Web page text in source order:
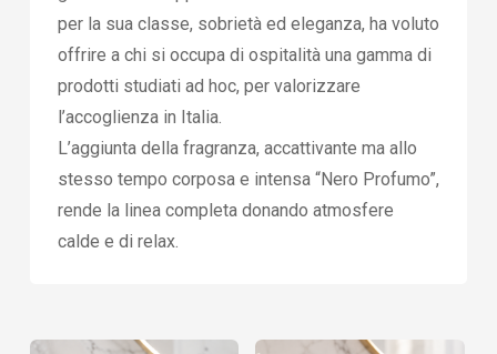
per la sua classe, sobrietà ed eleganza, ha voluto
offrire a chi si occupa di ospitalità una gamma di
prodotti studiati ad hoc, per valorizzare
l’accoglienza in Italia.
L’aggiunta della fragranza, accattivante ma allo
stesso tempo corposa e intensa “Nero Profumo”,
rende la linea completa donando atmosfere
calde e di relax.